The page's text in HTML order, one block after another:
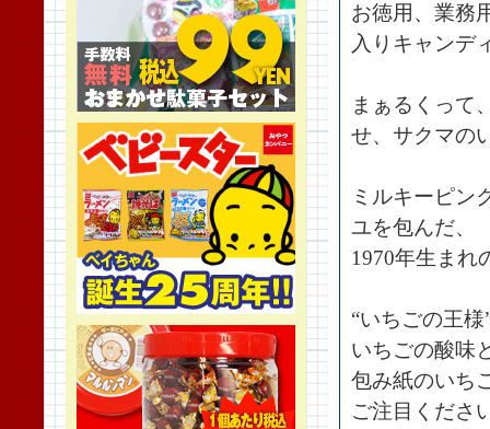
お徳用、業務
入りキャンデ
まぁるくって
せ、サクマの
ミルキーピン
ユを包んだ、
1970年生まれ
“いちごの王
いちごの酸味
包み紙のいち
ご注目くださ